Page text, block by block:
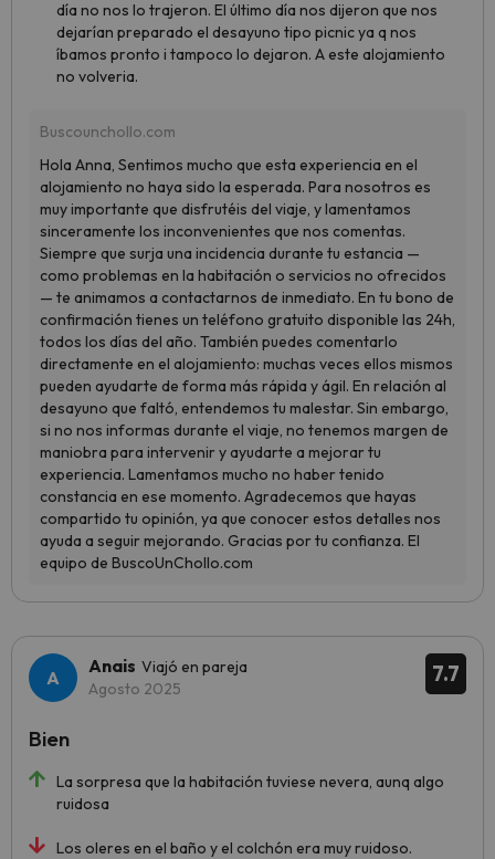
día no nos lo trajeron. El último día nos dijeron que nos
dejarían preparado el desayuno tipo picnic ya q nos
íbamos pronto i tampoco lo dejaron. A este alojamiento
no volveria.
7.7
Anais Viajó en pareja
Agosto 2025
La sorpresa que la habitación tuviese nevera, aunq algo
ruidosa
Los oleres en el baño y el colchón era muy ruidoso.
Bien